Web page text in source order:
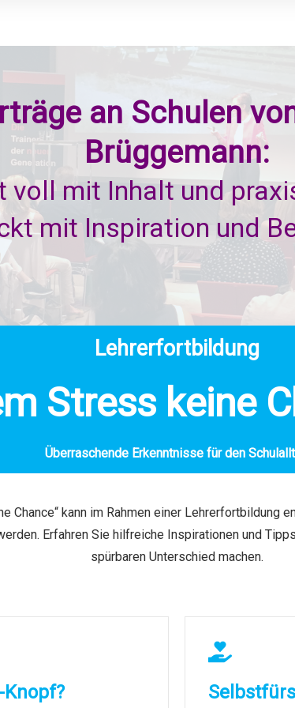
an Schulen
Brüggemann:
voll mit Inhalt und
mit Inspiration und
Lehrerfortbildung
Stress keine
Überraschende Erkenntnisse für den
Chance“ kann im Rahmen einer Lehrerfortbildung
Erfahren Sie hilfreiche Inspirationen und
spürbaren Unterschied machen.
Knopf?